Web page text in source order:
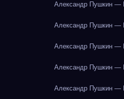
Александр Пушкин —
Александр Пушкин —
Александр Пушкин —
Александр Пушкин —
Александр Пушкин —